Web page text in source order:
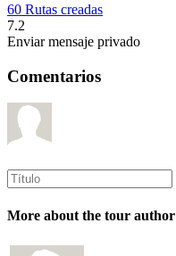
60 Rutas creadas
7.2
Enviar mensaje privado
Comentarios
More about the tour author